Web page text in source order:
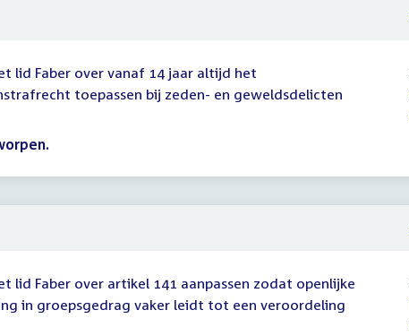
lid Faber over vanaf 14 jaar altijd het
toepassen bij zeden- en geweldsdelicten
lid Faber over artikel 141 aanpassen zodat openlijke
in groepsgedrag vaker leidt tot een veroordeling